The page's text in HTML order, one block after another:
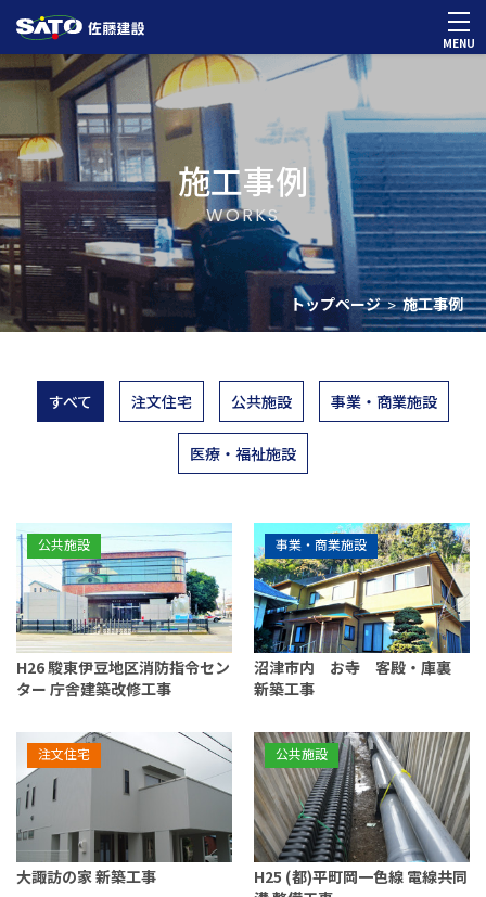
MENU
施工事例
WORKS
トップページ > 施工事例
すべて 注文住宅 公共施設 事業・商業施設
医療・福祉施設
公共施設
H26 駿東伊豆地区消防指令セン
ター 庁舎建築改修工事
事業・商業施設
沼津市内 お寺 客殿・庫裏
新築工事
注文住宅
大諏訪の家 新築工事
公共施設
H25 (都)平町岡一色線 電線共同